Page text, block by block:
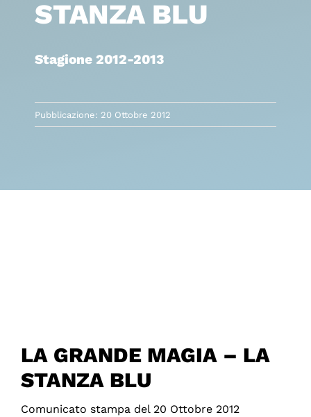
STANZA BLU
Stagione 2012-2013
Pubblicazione: 20 Ottobre 2012
LA GRANDE MAGIA – LA
STANZA BLU
Comunicato stampa del 20 Ottobre 2012